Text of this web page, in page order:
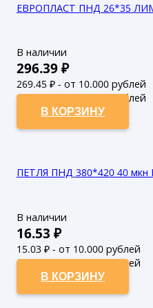
ЕВРОПЛАСТ ПНД 26*35
В наличии
296.39₽
269.45 ₽ - от 10.000 рублей
244.95₽ - от 50.000 рублей
В КОРЗИНУ
ПЕТЛЯ ПНД 380*420 40
В наличии
16.53 ₽
15.03 ₽ - от 10.000 рублей
13.66₽ - от 50.000 рублей
В КОРЗИНУ